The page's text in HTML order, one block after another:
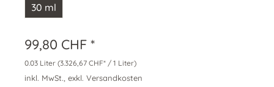
30 ml
99,80 CHF *
0.03 Liter (3.326,67 CHF* / 1 Liter)
inkl. MwSt., exkl. Versandkosten